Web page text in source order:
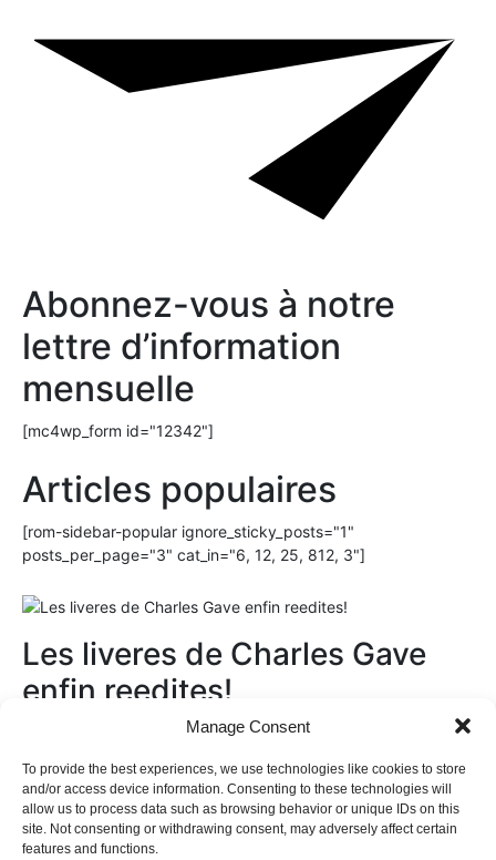
Manage Consent
To provide the best experiences, we use technologies like cookies to store
and/or access device information. Consenting to these technologies will
allow us to process data such as browsing behavior or unique IDs on this
site. Not consenting or withdrawing consent, may adversely affect certain
features and functions.
Abonnez-vous à notre
lettre d’information
mensuelle
[mc4wp_form id="12342"]
Articles populaires
[rom-sidebar-popular ignore_sticky_posts="1"
posts_per_page="3" cat_in="6, 12, 25, 812, 3"]
Les liveres de Charles Gave
enfin reedites!